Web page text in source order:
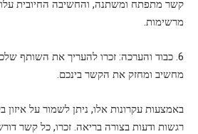
קשר מתפתח ומשתנה, והחשיבה החיובית
מרשימות.
6. כבוד והערכה: זכרו להעריך את השותף
מחשיב ומחזק את הקשר בינכם.
באמצעות עקרונות אלו, ניתן לשמור על
רגשות ודעות בצורה בריאה. זכרו, כל קשר